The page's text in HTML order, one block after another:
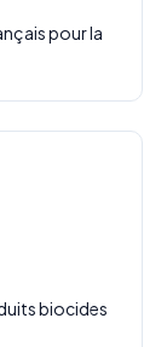
pour la
biocides